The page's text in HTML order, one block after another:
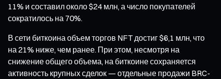
11% и составил около $24 млн, а число покупателей
сократилось на 70%.
В сети биткоина объем торгов NFT достиг $6,1 млн, что
на 21% ниже, чем ранее. При этом, несмотря на
снижение общего объема, на биткоине сохраняется
активность крупных сделок — отдельные продажи BRC-